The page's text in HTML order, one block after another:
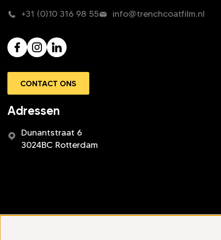
+31 (0)10 316 98 55 info@trenchcoatfilm.nl
CONTACT ONS
Adressen
Dunantstraat 6
3024BC Rotterdam